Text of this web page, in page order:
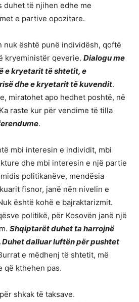
duhet të njihen edhe me
e partive opozitare.
nuk është punë individësh, qoftë
kryeministër qeverie. Dialogu me
e kryetarit të shtetit, e
dhe e kryetarit të kuvendit.
miratohet apo hedhet poshtë, në
raste kur për vendime të tilla
.
mbi interesin e individit, mbi
dhe mbi interesin e një partie
politikanëve, mendësia
fisnor, janë nën nivelin e
është kohë e bajraktarizmit.
politikë, për Kosovën janë një
Shqiptarët duhet ta harrojnë
dalluar luftën për pushtet
e mëdhenj të shtetit, më
që kthehen pas.
shkak të taksave.